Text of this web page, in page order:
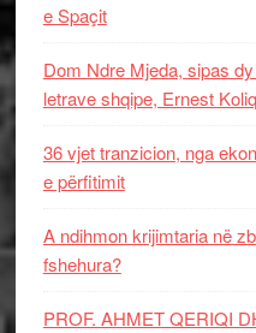
e Spaçit
Dom Ndre Mjeda, sipas
letrave shqipe, Ernest
36 vjet tranzicion, nga
e përfitimit
A ndihmon krijimtaria në
fshehura?
PROF. AHMET QERIQI